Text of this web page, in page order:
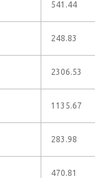
541.44
248.83
2306.53
1135.67
283.98
470.81